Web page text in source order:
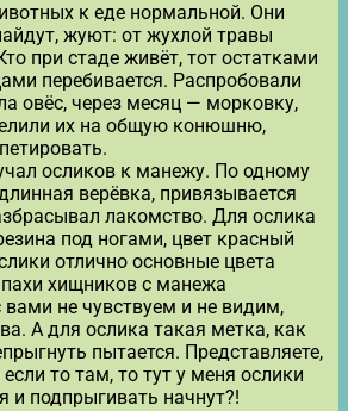
к еде нормальной. Они
жуют: от жухлой травы
при стаде живёт, тот остатками
перебивается. Распробовали
овёс, через месяц — морковку,
их на общую конюшню,
осликов к манежу. По одному
верёвка, привязывается
лакомство. Для ослика
под ногами, цвет красный
отлично основные цвета
хищников с манежа
не чувствуем и не видим,
А для ослика такая метка, как
пытается. Представляете,
то там, то тут у меня ослики
и подпрыгивать начнут?!